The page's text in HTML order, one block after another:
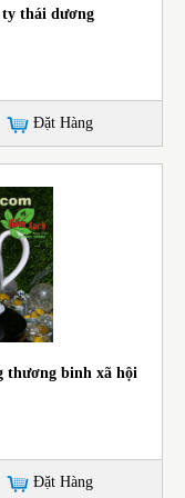
ty thái dương
Đặt Hàng
thương binh xã hội
Đặt Hàng